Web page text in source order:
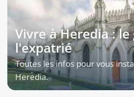
Vivre à Heredia :
l'expatrié
Toutes les infos pour vous
Heredia.